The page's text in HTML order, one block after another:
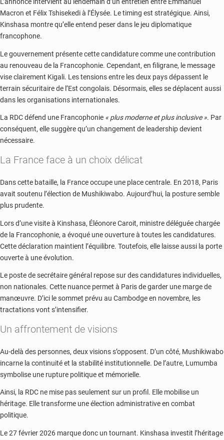
L’annonce intervient au lendemain d’un entretien entre Emmanuel
Macron et Félix Tshisekedià l’Élysée. Le timing est stratégique. Ainsi,
Kinshasa montre qu’elle entend peser dans le jeu diplomatique
francophone.
Le gouvernement présente cette candidature comme une contribution
au renouveau de la Francophonie. Cependant, en filigrane, le message
vise clairement Kigali. Les tensions entre les deux pays dépassent le
terrain sécuritaire de l’Est congolais. Désormais, elles se déplacent aussi
dans les organisations internationales.
La RDC défend une Francophonie « plus moderne et plus inclusive ». Par
conséquent, elle suggère qu’un changement de leadership devient
nécessaire.
La France face à un choix délicat
Dans cette bataille, la France occupe une place centrale. En 2018, Paris
avait soutenu l’élection de Mushikiwabo. Aujourd’hui, la posture semble
plus prudente.
Lors d’une visite à Kinshasa, Éléonore Caroit, ministre déléguée chargée
de la Francophonie, a évoqué une ouverture à toutes les candidatures.
Cette déclaration maintient l’équilibre. Toutefois, elle laisse aussi la porte
ouverte à une évolution.
Le poste de secrétaire général repose sur des candidatures individuelles,
non nationales. Cette nuance permet à Paris de garder une marge de
manœuvre. D’ici le sommet prévu au Cambodge en novembre, les
tractations vont s’intensifier.
Un affrontement de visions
Au-delà des personnes, deux visions s’opposent. D’un côté, Mushikiwabo
incarne la continuité et la stabilité institutionnelle. De l’autre, Lumumba
symbolise une rupture politique et mémorielle.
Ainsi, la RDC ne mise pas seulement sur un profil. Elle mobilise un
héritage. Elle transforme une élection administrative en combat
politique.
Le 27 février 2026 marque donc un tournant. Kinshasa investit l’héritage